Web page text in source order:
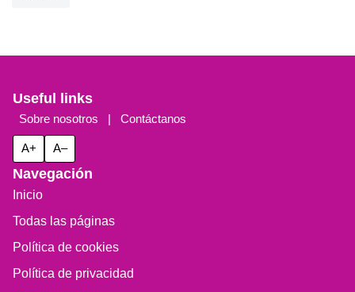
Useful links
Sobre nosotros | Contáctanos
A+ A–
Navegación
Inicio
Todas las páginas
Política de cookies
Política de privacidad